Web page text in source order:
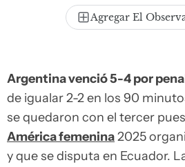
Agregar El
Argentina venció 5-4 por
de igualar 2-2 en los 90
se quedaron con el tercer
América femenina2025
y que se disputa en Ecuador.